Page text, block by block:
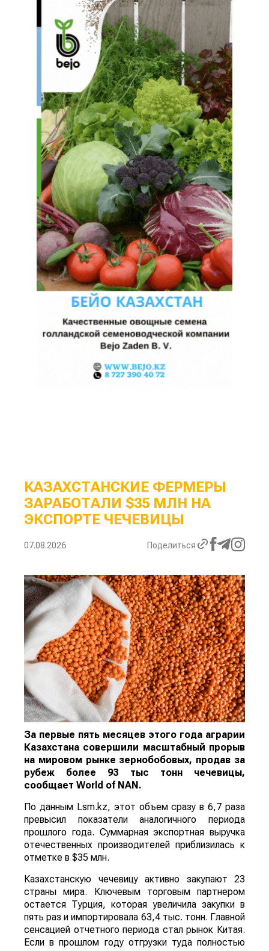
КАЗАХСТАНСКИЕ ФЕРМЕРЫ
ЗАРАБОТАЛИ $35 МЛН НА
ЭКСПОРТЕ ЧЕЧЕВИЦЫ
07.08.2026 Поделиться
За первые пять месяцев этого года аграрии
Казахстана совершили масштабный прорыв
на мировом рынке зернобобовых, продав за
рубеж более 93 тыс тонн чечевицы,
сообщает World of NAN.
По данным Lsm.kz, этот объем сразу в 6,7 раза
превысил показатели аналогичного периода
прошлого года. Суммарная экспортная выручка
отечественных производителей приблизилась к
отметке в $35 млн.
Казахстанскую чечевицу активно закупают 23
страны мира. Ключевым торговым партнером
остается Турция, которая увеличила закупки в
пять раз и импортировала 63,4 тыс. тонн. Главной
сенсацией отчетного периода стал рынок Китая.
Если в прошлом году отгрузки туда полностью